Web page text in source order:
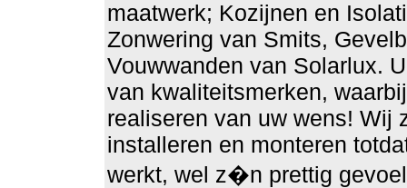
maatwerk; Kozijnen en
Zonwering van Smits,
Vouwwanden van Solarlux.
van kwaliteitsmerken,
realiseren van uw wens! Wij
installeren en monteren
werkt, wel z�n prettig